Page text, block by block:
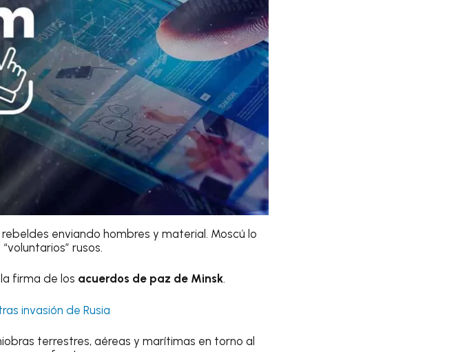
enviando hombres y material. Moscú lo
rusos.
firma de los acuerdos de paz de Minsk.
invasión de Rusia
terrestres, aéreas y marítimas en torno al